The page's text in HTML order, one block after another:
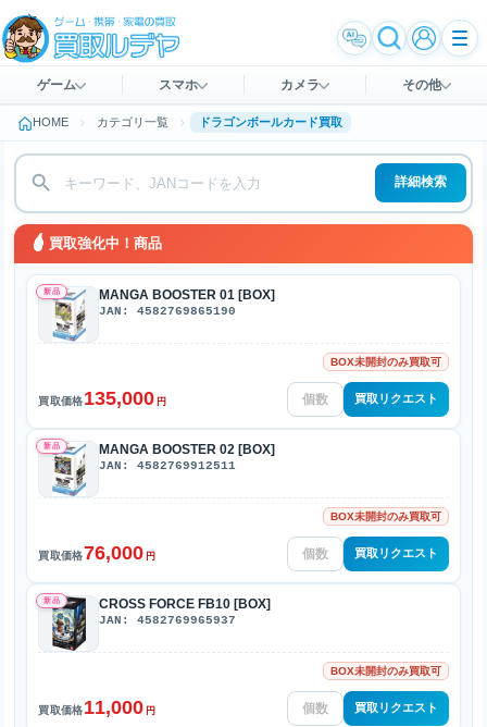
ゲーム スマホ カメラ その他
HOME カテゴリ一覧 ドラゴンボールカード買取
詳細検索
買取強化中！商品
新品 MANGA BOOSTER 01 [BOX]
JAN: 4582769865190
BOX未開封のみ買取可
買取価格135,000 円 買取リクエスト
新品 MANGA BOOSTER 02 [BOX]
JAN: 4582769912511
BOX未開封のみ買取可
買取価格76,000 円 買取リクエスト
新品 CROSS FORCE FB10 [BOX]
JAN: 4582769965937
BOX未開封のみ買取可
買取価格11,000 円 買取リクエスト